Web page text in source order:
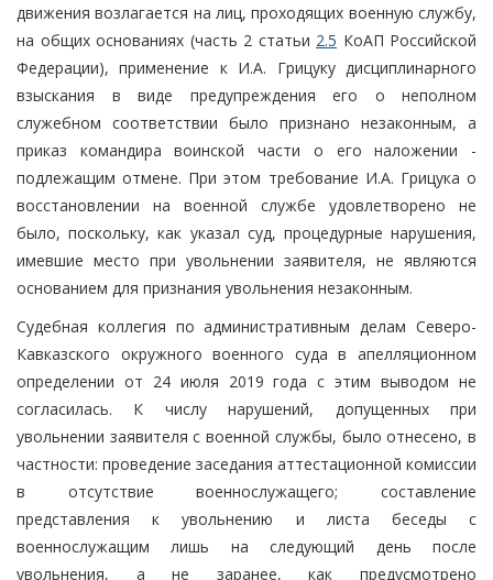
движения возлагается на лиц, проходящих военную службу,
на общих основаниях (часть 2 статьи 2.5 КоАП Российской
Федерации), применение к И.А. Грицуку дисциплинарного
взыскания в виде предупреждения его о неполном
служебном соответствии было признано незаконным, а
приказ командира воинской части о его наложении -
подлежащим отмене. При этом требование И.А. Грицука о
восстановлении на военной службе удовлетворено не
было, поскольку, как указал суд, процедурные нарушения,
имевшие место при увольнении заявителя, не являются
основанием для признания увольнения незаконным.
Судебная коллегия по административным делам Северо-
Кавказского окружного военного суда в апелляционном
определении от 24 июля 2019 года с этим выводом не
согласилась. К числу нарушений, допущенных при
увольнении заявителя с военной службы, было отнесено, в
частности: проведение заседания аттестационной комиссии
в отсутствие военнослужащего; составление
представления к увольнению и листа беседы с
военнослужащим лишь на следующий день после
увольнения, а не заранее, как предусмотрено